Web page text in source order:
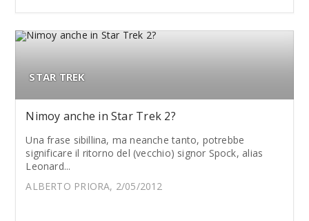
STAR TREK
Nimoy anche in Star Trek 2?
Una frase sibillina, ma neanche tanto, potrebbe
significare il ritorno del (vecchio) signor Spock, alias
Leonard...
ALBERTO PRIORA, 2/05/2012